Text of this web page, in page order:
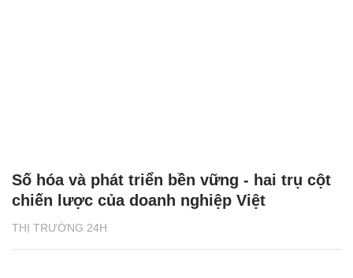
THỊ TRƯỜNG 24H
Số hóa và phát triển bền vững - hai trụ cột
chiến lược của doanh nghiệp Việt